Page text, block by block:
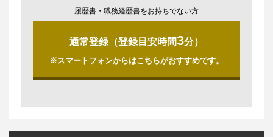
履歴書・職務経歴書をお持ちでない方
通常登録（登録目安時間3分）
※スマートフォンからはこちらがおすすめです。